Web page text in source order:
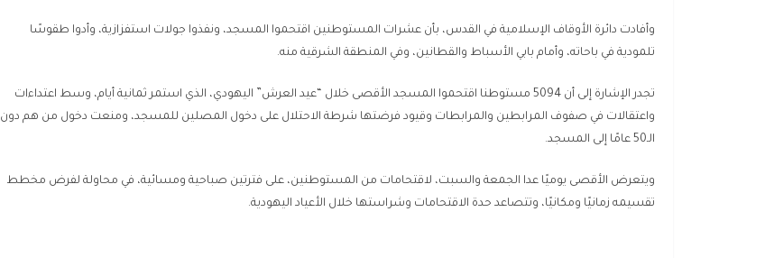
وأفادت دائرة الأوقاف الإسلامية في القدس، بأن عشرات المستوطنين اقتحموا المسجد، ونفذوا جولات استفزازية، وأدوا طقوسًا
تلمودية في باحاته، وأمام بابي الأسباط والقطانين، وفي المنطقة الشرقية منه.
تجدر الإشارة إلى أن 5094 مستوطنا اقتحموا المسجد الأقصى خلال “عيد العرش” اليهودي، الذي استمر ثمانية أيام، وسط اعتداءات
واعتقالات في صفوف المرابطين والمرابطات وقيود فرضتها شرطة الاحتلال على دخول المصلين للمسجد، ومنعت دخول من هم دون
الـ50 عامًا إلى المسجد.
ويتعرض الأقصى يوميًا عدا الجمعة والسبت، لاقتحامات من المستوطنين، على فترتين صباحية ومسائية، في محاولة لفرض مخطط
تقسيمه زمانيًا ومكانيًا، وتتصاعد حدة الاقتحامات وشراستها خلال الأعياد اليهودية.